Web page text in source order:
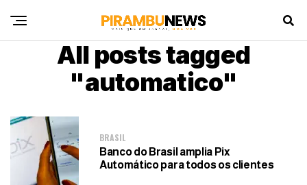
All posts tagged
"automatico"
BRASIL
Banco do Brasil amplia Pix
Automático para todos os clientes